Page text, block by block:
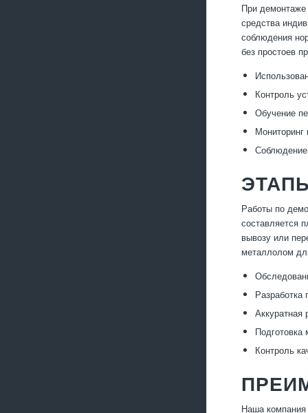
При
средства
соблюдения
без простоев
Контроль
Обучение
Мониторинг
Соблюдение
Работы по
составляется
вывозу или
металлолом
Аккуратная
Контроль
Наша